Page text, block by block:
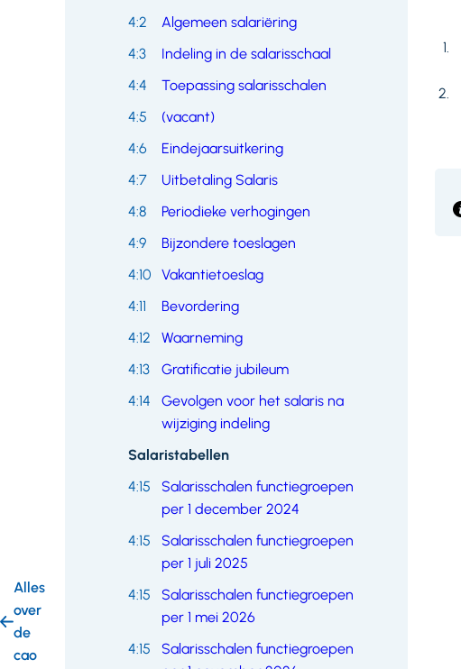
Alles
over
de
cao
4:2
Algemeen salariëring
4:3
Indeling in de salarisschaal
4:4
Toepassing salarisschalen
4:5
(vacant)
4:6
Eindejaarsuitkering
4:7
Uitbetaling Salaris
4:8
Periodieke verhogingen
4:9
Bijzondere toeslagen
4:10
Vakantietoeslag
4:11
Bevordering
4:12
Waarneming
4:13
Gratificatie jubileum
4:14
Gevolgen voor het salaris na
wijziging indeling
Salaristabellen
4:15
Salarisschalen functiegroepen
per 1 december 2024
4:15
Salarisschalen functiegroepen
per 1 juli 2025
4:15
Salarisschalen functiegroepen
per 1 mei 2026
4:15
Salarisschalen functiegroepen